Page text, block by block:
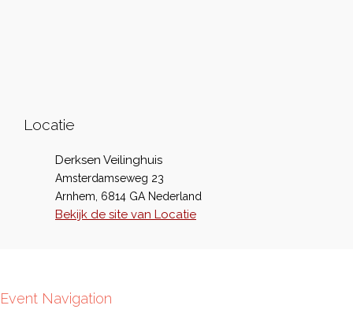
Locatie
Derksen Veilinghuis
Amsterdamseweg 23
Arnhem 6814 GA Nederland
Bekijk de site van Locatie
Event Navigation